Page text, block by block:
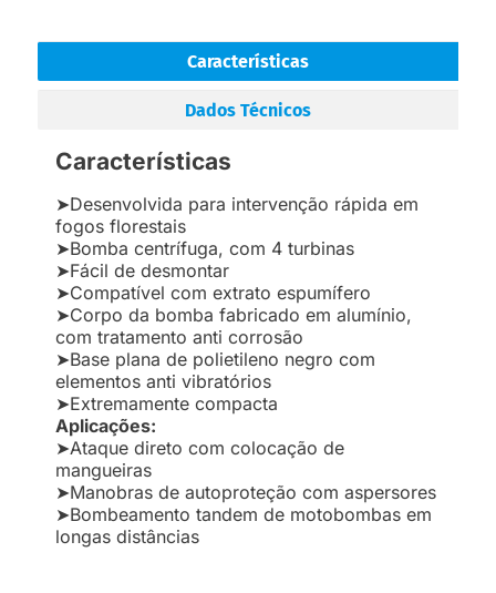
Características
Dados Técnicos
Características
➤Desenvolvida para intervenção rápida em
fogos florestais
➤Bomba centrífuga, com 4 turbinas
➤Fácil de desmontar
➤Compatível com extrato espumífero
➤Corpo da bomba fabricado em alumínio,
com tratamento anti corrosão
➤Base plana de polietileno negro com
elementos anti vibratórios
➤Extremamente compacta
Aplicações:
➤Ataque direto com colocação de
mangueiras
➤Manobras de autoproteção com aspersores
➤Bombeamento tandem de motobombas em
longas distâncias